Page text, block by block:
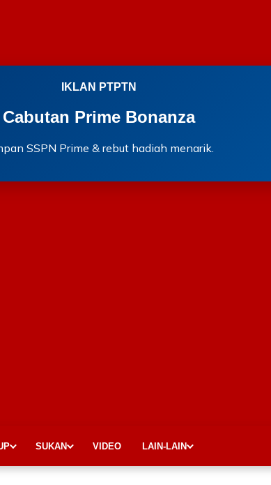
IKLAN PTPTN
Cabutan Prime Bonanza
SSPN Prime & rebut hadiah menarik.
SUKAN VIDEO LAIN-LAIN